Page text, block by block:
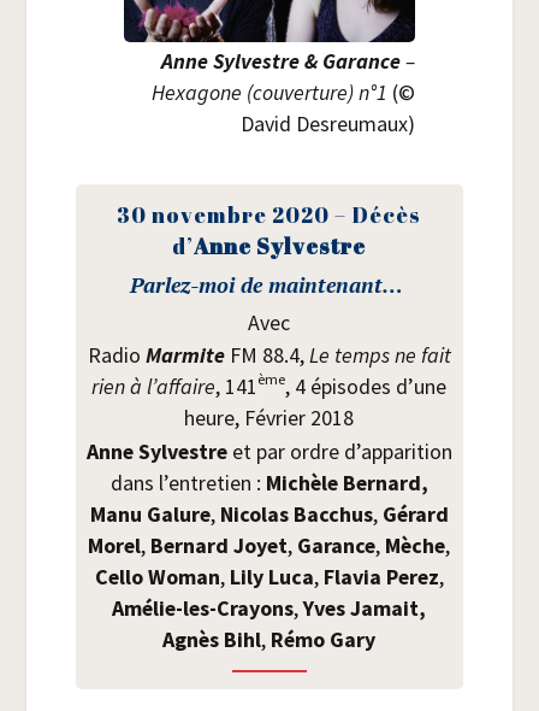
Anne Syl­vestre & Garance–
Hexa­gone (cou­ver­ture) n°1 (©
David Desreumaux)
30 novembre 2020 – Décès
d’Anne Syl­vestre
Par­lez-moi de maintenant…
Avec
Radio Mar­miteFM 88.4,Le temps ne fait
rien à l’affaire, 141 ème, 4 épi­sodes d’une
heure, Février 2018
Anne Syl­vestreet par ordre d’apparition
dans l’entretien : Michèle Ber­nard,
Manu Galure, Nico­las Bac­chus, Gérard
Morel, Ber­nard Joyet, Garance, Mèche,
Cel­lo Woman, Lily Luca, Fla­via Per­ez,
Amé­lie-les-Crayons,Yves Jamait,
Agnès Bihl, Rémo Gary